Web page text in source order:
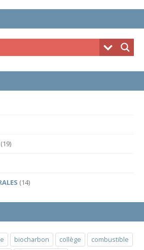
(19)
(14)
biocharbon collège
combustible